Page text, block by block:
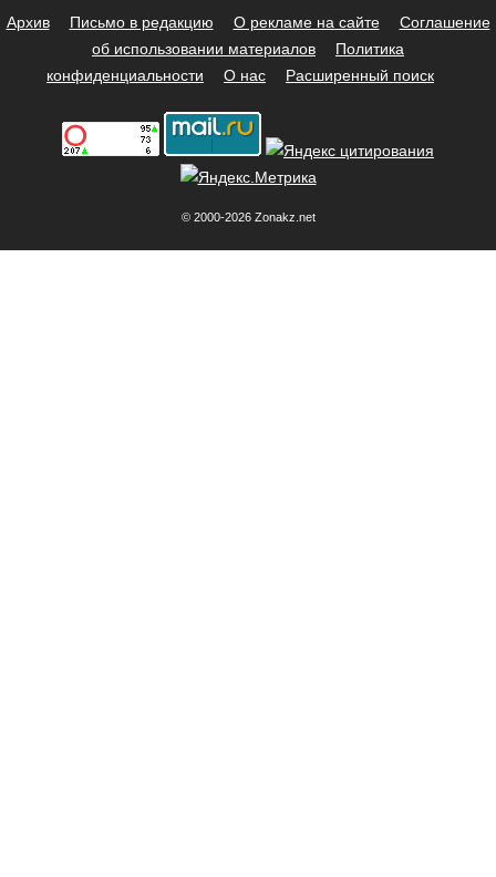
Архив Письмо в редакцию О рекламе на сайте
Соглашение
об использовании материалов
Политика
конфиденциальности
О нас Расширенный поиск
© 2000-2026 Zonakz.net